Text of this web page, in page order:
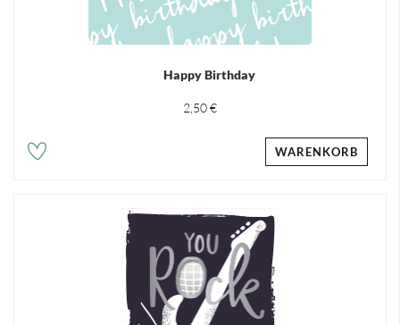
Happy Birthday
2,50 €
WARENKORB